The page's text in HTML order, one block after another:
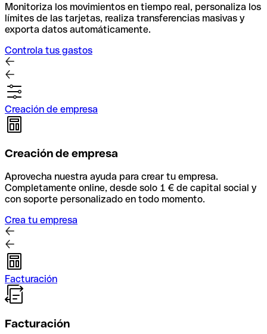
Monitoriza los movimientos en tiempo real, personaliza los
límites de las tarjetas, realiza transferencias masivas y
exporta datos automáticamente.
Controla tus gastos
Creación de empresa
Creación de empresa
Aprovecha nuestra ayuda para crear tu empresa.
Completamente online, desde solo 1 € de capital social y
con soporte personalizado en todo momento.
Crea tu empresa
Facturación
Facturación